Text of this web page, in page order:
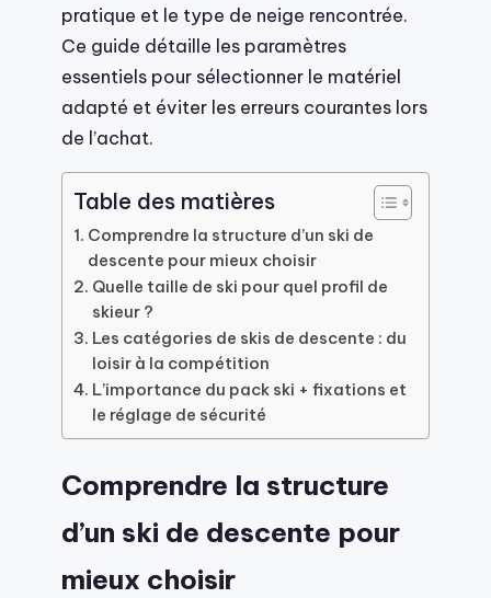
pratique et le type de neige rencontrée.
Ce guide détaille les paramètres
essentiels pour sélectionner le matériel
adapté et éviter les erreurs courantes lors
de l’achat.
Table des matières
Comprendre la structure d’un ski de
descente pour mieux choisir
Quelle taille de ski pour quel profil de
skieur ?
Les catégories de skis de descente : du
loisir à la compétition
L’importance du pack ski + fixations et
le réglage de sécurité
Comprendre la structure
d’un ski de descente pour
mieux choisir